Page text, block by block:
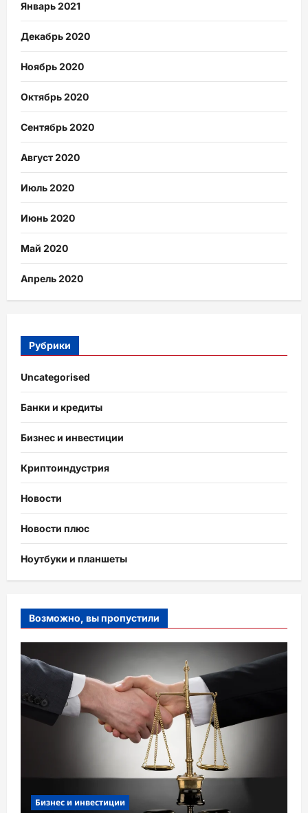
Январь 2021
Декабрь 2020
Ноябрь 2020
Октябрь 2020
Сентябрь 2020
Август 2020
Июль 2020
Июнь 2020
Май 2020
Апрель 2020
Рубрики
Uncategorised
Банки и кредиты
Бизнес и инвестиции
Криптоиндустрия
Новости
Новости плюс
Ноутбуки и планшеты
Возможно, вы пропустили
Бизнес и инвестиции